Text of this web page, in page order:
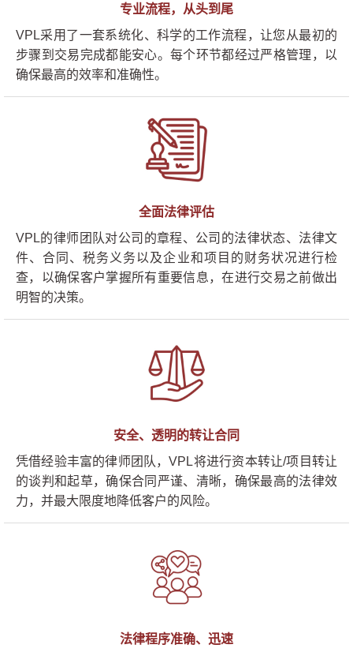
专业流程，从头到尾
VPL采用了一套系统化、科学的工作流程，让您从最初的
步骤到交易完成都能安心。每个环节都经过严格管理，以
确保最高的效率和准确性。
全面法律评估
VPL的律师团队对公司的章程、公司的法律状态、法律文
件、合同、税务义务以及企业和项目的财务状况进行检
查，以确保客户掌握所有重要信息，在进行交易之前做出
明智的决策。
安全、透明的转让合同
凭借经验丰富的律师团队，VPL将进行资本转让/项目转让
的谈判和起草，确保合同严谨、清晰，确保最高的法律效
力，并最大限度地降低客户的风险。
法律程序准确、迅速